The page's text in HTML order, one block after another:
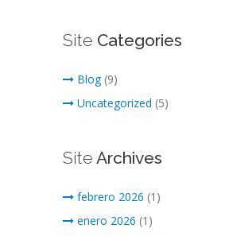
Site Categories
Blog(9)
Uncategorized (5)
Site Archives
febrero 2026 (1)
enero 2026 (1)